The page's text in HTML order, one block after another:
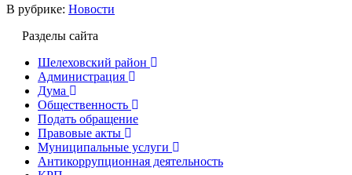
В рубрике: Новости
Разделы сайта
Шелеховский район
Администрация
Дума
Общественность
Подать обращение
Правовые акты
Муниципальные услуги
Антикоррупционная деятельность